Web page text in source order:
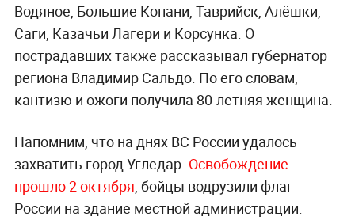
Водяное, Большие Копани, Таврийск, Алёшки,
Саги, Казачьи Лагери и Корсунка. О
пострадавших также рассказывал губернатор
региона Владимир Сальдо. По его словам,
кантизю и ожоги получила 80-летняя женщина.
Напомним, что на днях ВС России удалось
захватить город Угледар. Освобождение
прошло 2 октября, бойцы водрузили флаг
России на здание местной администрации.